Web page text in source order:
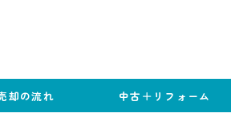
却の流れ 中古＋リフォーム